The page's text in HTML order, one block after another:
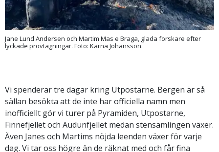
Jane Lund Andersen och Martim Mas e Braga, glada forskare efter
lyckade provtagningar. Foto: Karna Johansson.
Vi spenderar tre dagar kring Utpostarne. Bergen är så
sällan besökta att de inte har officiella namn men
inofficiellt gör vi turer på Pyramiden, Utpostarne,
Finnefjellet och Audunfjellet medan stensamlingen växer.
Även Janes och Martims nöjda leenden växer för varje
dag. Vi tar oss högre än de räknat med och får fina